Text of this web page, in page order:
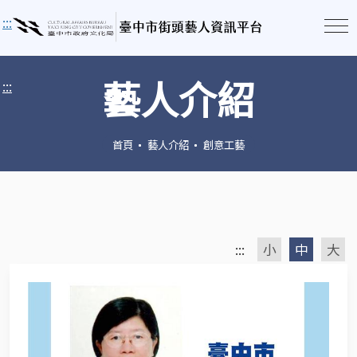
:::
::: 藝人介紹
首頁 藝人介紹 創意工藝
::: 小 中 大